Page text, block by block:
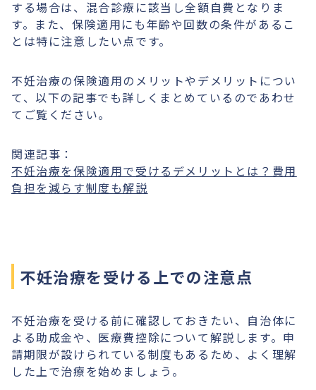
する場合は、混合診療に該当し全額自費となりま
す。また、保険適用にも年齢や回数の条件があるこ
とは特に注意したい点です。
不妊治療の保険適用のメリットやデメリットについ
て、以下の記事でも詳しくまとめているのであわせ
てご覧ください。
関連記事：
不妊治療を保険適用で受けるデメリットとは？費用
負担を減らす制度も解説
不妊治療を受ける上での注意点
不妊治療を受ける前に確認しておきたい、自治体に
よる助成金や、医療費控除について解説します。申
請期限が設けられている制度もあるため、よく理解
した上で治療を始めましょう。